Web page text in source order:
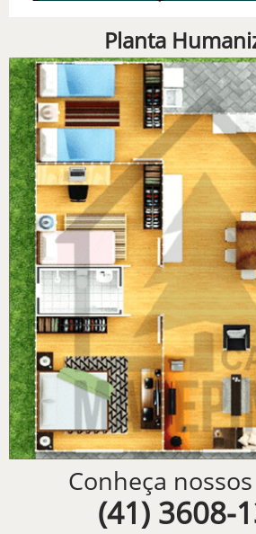
Planta
Conheça
(41) 3608-